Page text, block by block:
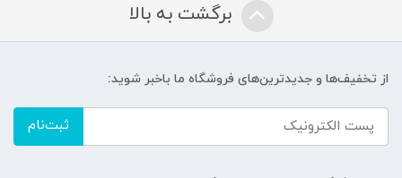
برگشت به بالا
از تخفیف‌ها و جدیدترین‌های فروشگاه ما باخبر شوید:
ثبت‌نام